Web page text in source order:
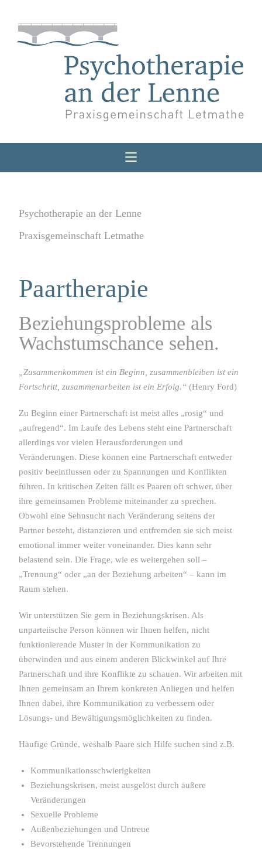
Psychotherapie an der Lenne
Praxisgemeinschaft Letmathe
Paar­therapie
Beziehungs­probleme als
Wachstums­chance sehen.
„Zusammenkommen ist ein Beginn, zusammenbleiben ist ein
Fortschritt, zusammenarbeiten ist ein Erfolg.“ (Henry Ford)
Zu Beginn einer Partnerschaft ist meist alles „rosig“ und
„aufregend“. Im Laufe des Lebens steht eine Partnerschaft
allerdings vor vielen Herausforderungen und
Veränderungen. Diese können eine Partnerschaft entweder
positiv beeinflussen oder zu Spannungen und Konflikten
führen. In kritischen Zeiten fällt es Paaren oft schwer, über
ihre gemeinsamen Probleme miteinander zu sprechen.
Obwohl eine Sehnsucht nach Veränderung seitens der
Partner besteht, distanzieren und entfremden sie sich meist
emotional immer weiter voneinander. Dies kann sehr
belastend sein. Die Frage, wie es weitergehen soll –
„Trennung“ oder „an der Beziehung arbeiten“ – kann im
Raum stehen.
Wir unterstützen Sie gern in Beziehungskrisen. Als
unparteiische Person können wir Ihnen helfen, nicht
funktionierende Muster in der Kommunikation zu
überwinden und aus einem anderen Blickwinkel auf Ihre
Partnerschaft und ihre Konflikte zu schauen. Wir arbeiten mit
Ihnen gemeinsam an Ihrem konkreten Anliegen und helfen
Ihnen dabei, ihre Kommunikation zu verbessern oder
Lösungs- und Bewältigungsmöglichkeiten zu finden.
Häufige Gründe, weshalb Paare sich Hilfe suchen sind z.B.
Kommunikationsschwierigkeiten
Beziehungskrisen, meist ausgelöst durch äußere
Veränderungen
Sexuelle Probleme
Außenbeziehungen und Untreue
Bevorstehende Trennungen